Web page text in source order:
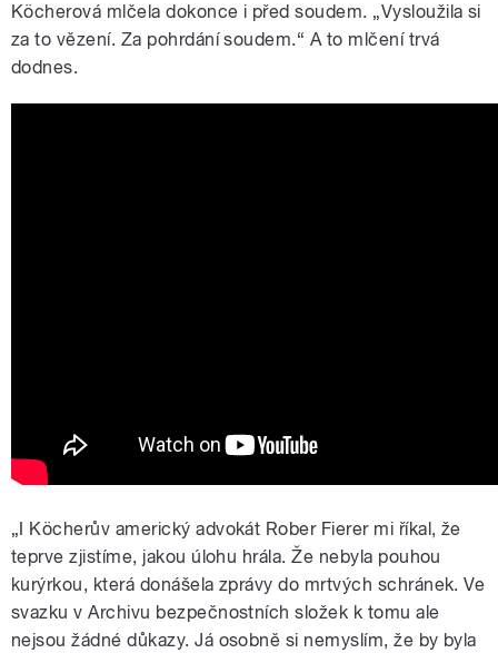
Köcherová mlčela dokonce i před soudem. „Vysloužila si
za to vězení. Za pohrdání soudem.“ A to mlčení trvá
dodnes.
„I Köcherův americký advokát Rober Fierer mi říkal, že
teprve zjistíme, jakou úlohu hrála. Že nebyla pouhou
kurýrkou, která donášela zprávy do mrtvých schránek. Ve
svazku v Archivu bezpečnostních složek k tomu ale
nejsou žádné důkazy. Já osobně si nemyslím, že by byla